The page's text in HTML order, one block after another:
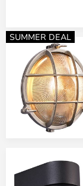
SUMMER DEAL